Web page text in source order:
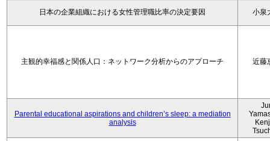
日本の企業組織における女性管理職比率の決定要因 小泉
主観的幸福感と関係人口：ネットワーク分析からのアプローチ 近藤
Parental educational aspirations and children’s sleep: a mediation
analysis